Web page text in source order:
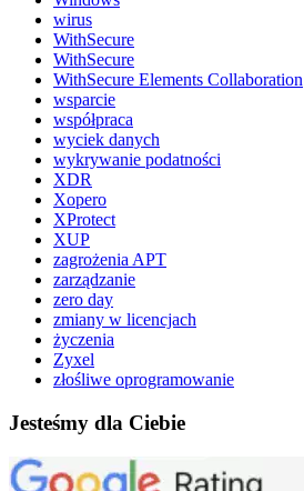
wirus
WithSecure
WithSecure
WithSecure Elements Collaboration
wsparcie
współpraca
wyciek danych
wykrywanie podatności
XDR
Xopero
XProtect
XUP
zagrożenia APT
zarządzanie
zero day
zmiany w licencjach
życzenia
Zyxel
złośliwe oprogramowanie
Jesteśmy dla Ciebie